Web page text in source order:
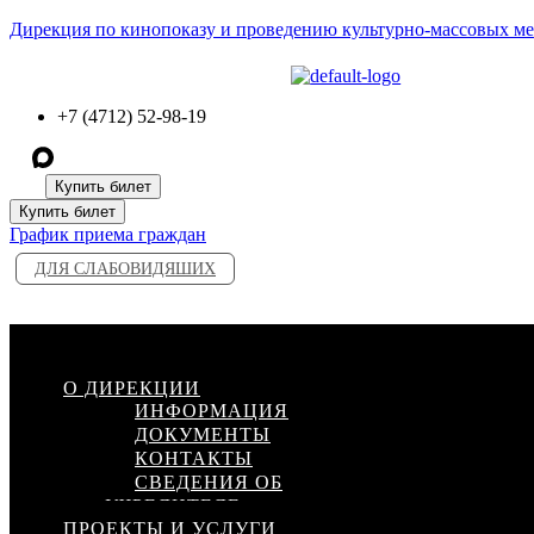
Дирекция по кинопоказу и проведению культурно-массовых
+7 (4712) 52-98-19
Купить билет
Купить билет
График приема граждан
ДЛЯ СЛАБОВИДЯШИХ
О ДИРЕКЦИИ
ИНФОРМАЦИЯ
ДОКУМЕНТЫ
КОНТАКТЫ
СВЕДЕНИЯ ОБ
УЧРЕДИТЕЛЕ
ПРОЕКТЫ И УСЛУГИ